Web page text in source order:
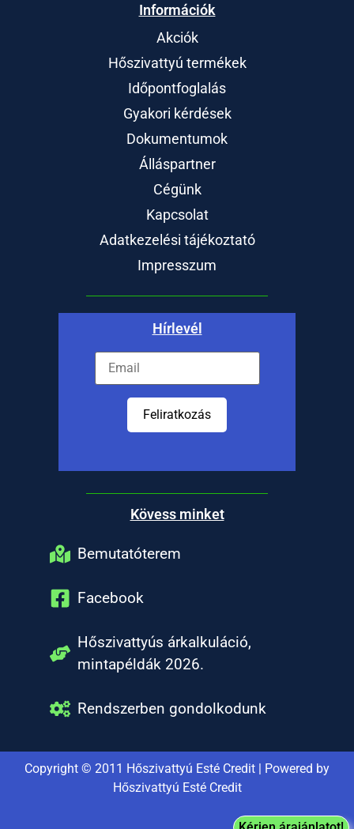
Információk
Akciók
Hőszivattyú termékek
Időpontfoglalás
Gyakori kérdések
Dokumentumok
Álláspartner
Cégünk
Kapcsolat
Adatkezelési tájékoztató
Impresszum
Hírlevél
Feliratkozás
Kövess minket
Bemutatóterem
Facebook
Hőszivattyús árkalkuláció,
mintapéldák 2026.
Rendszerben gondolkodunk
Copyright © 2011 Hőszivattyú Esté Credit | Powered by
Hőszivattyú Esté Credit